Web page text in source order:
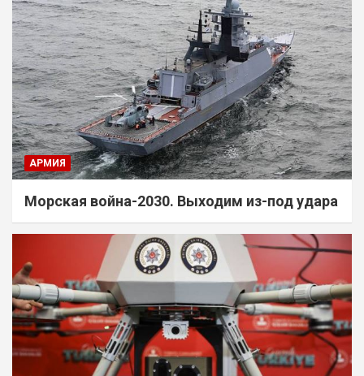
АРМИЯ
Морская война-2030. Выходим из-под удара